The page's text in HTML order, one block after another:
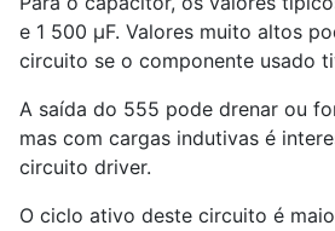
e 1 500 µF. Valores muito altos
circuito se o componente usado
A saída do 555 pode drenar ou
mas com cargas indutivas é
circuito driver.
O ciclo ativo deste circuito é